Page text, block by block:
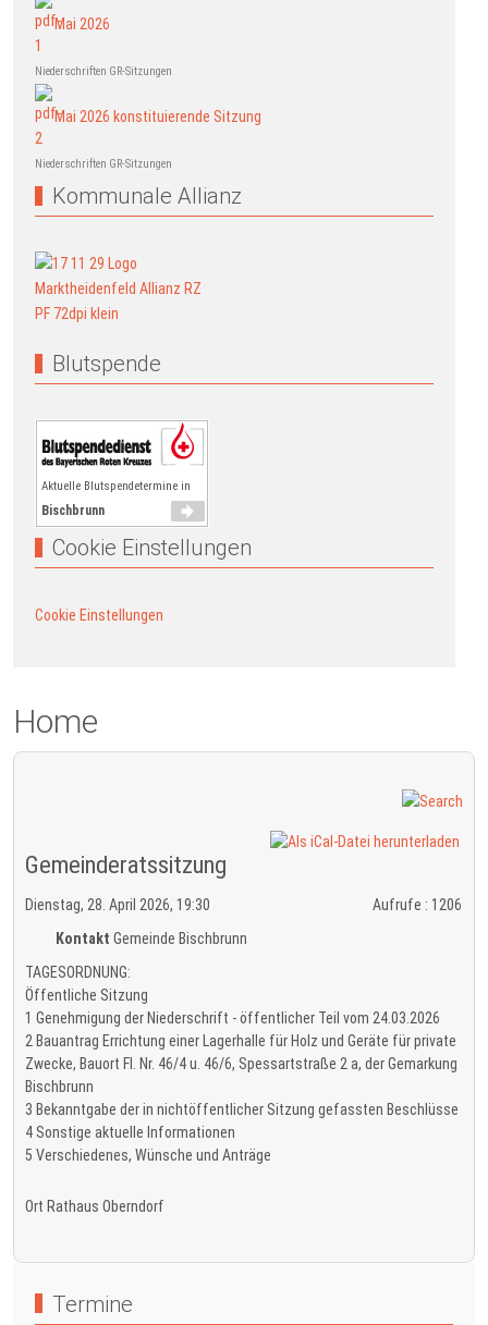
Mai 2026
Niederschriften GR-Sitzungen
Mai 2026 konstituierende Sitzung
Niederschriften GR-Sitzungen
Kommunale Allianz
Blutspende
Aktuelle Blutspendetermine in
Bischbrunn
Cookie Einstellungen
Cookie Einstellungen
Home
Gemeinderatssitzung
Dienstag, 28. April 2026, 19:30 Aufrufe : 1206
Kontakt Gemeinde Bischbrunn
TAGESORDNUNG:
Öffentliche Sitzung
1 Genehmigung der Niederschrift - öffentlicher Teil vom 24.03.2026
2 Bauantrag Errichtung einer Lagerhalle für Holz und Geräte für private
Zwecke, Bauort Fl. Nr. 46/4 u. 46/6, Spessartstraße 2 a, der Gemarkung
Bischbrunn
3 Bekanntgabe der in nichtöffentlicher Sitzung gefassten Beschlüsse
4 Sonstige aktuelle Informationen
5 Verschiedenes, Wünsche und Anträge
Ort Rathaus Oberndorf
Termine